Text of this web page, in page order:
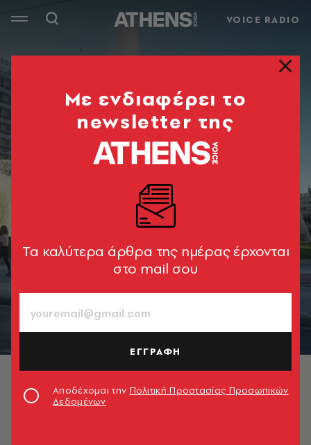
VOICE RADIO
Η Πλατεία Ομονοίας
Mε ενδιαφέρει το
newsletter της
Tα καλύτερα άρθρα της ημέρας έρχονται
στο mail σου
ΕΓΓΡΑΦΗ
Αποδέχομαι την Πολιτική Προστασίας Προσωπικών
Δεδομένων